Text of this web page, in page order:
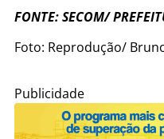
FONTE: SECOM/
Foto: Reprodução/
Publicidade